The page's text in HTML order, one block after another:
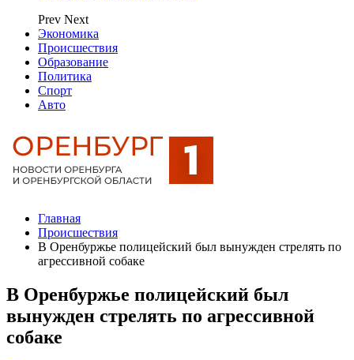
Prev Next
Экономика
Происшествия
Образование
Политика
Спорт
Авто
Главная
Происшествия
В Оренбуржье полицейский был вынужден стрелять по
агрессивной собаке
В Оренбуржье полицейский был
вынужден стрелять по агрессивной
собаке